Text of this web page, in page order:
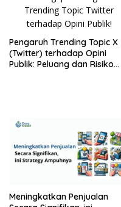
Pengaruh Trending Topic X
(Twitter) terhadap Opini
Publik: Peluang dan Risiko
Meningkatkan Penjualan